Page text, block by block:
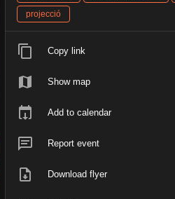
projecció
Copy link
Show map
Add to calendar
Report event
Download flyer